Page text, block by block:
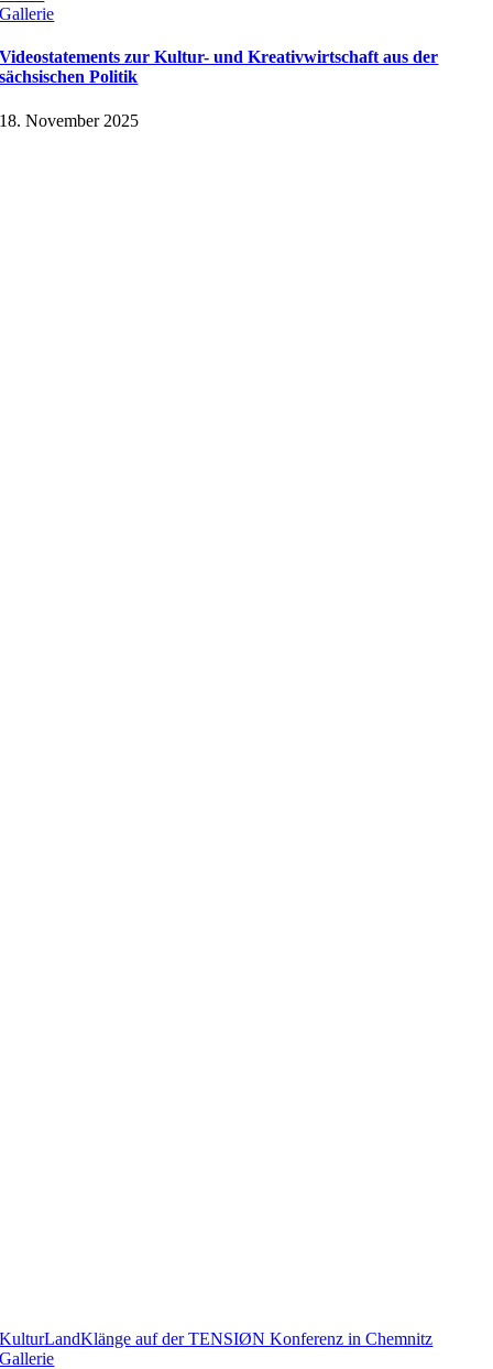
Gallerie
Videostatements zur Kultur- und Kreativwirtschaft aus der
sächsischen Politik
18. November 2025
KulturLandKlänge auf der TENSIØN Konferenz in Chemnitz
Gallerie